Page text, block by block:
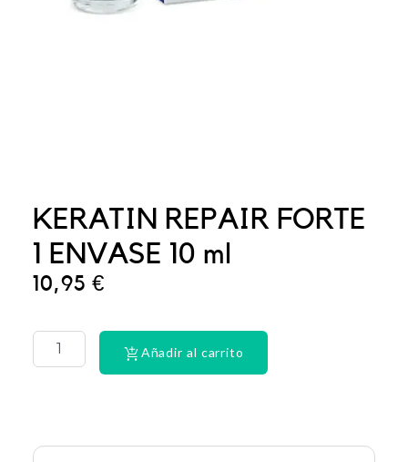
KERATIN REPAIR FORTE
1 ENVASE 10 ml
10,95€
Roche
Posay
Anthelios
Añadir al carrito